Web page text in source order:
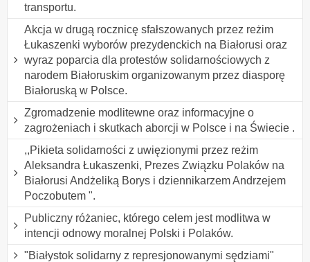
transportu.
Akcja w drugą rocznicę sfałszowanych przez reżim
Łukaszenki wyborów prezydenckich na Białorusi oraz
wyraz poparcia dla protestów solidarnościowych z
narodem Białoruskim organizowanym przez diasporę
Białoruską w Polsce.
Zgromadzenie modlitewne oraz informacyjne o
zagrożeniach i skutkach aborcji w Polsce i na Świecie .
,,Pikieta solidarności z uwięzionymi przez reżim
Aleksandra Łukaszenki, Prezes Związku Polaków na
Białorusi Andżeliką Borys i dziennikarzem Andrzejem
Poczobutem ".
Publiczny różaniec, którego celem jest modlitwa w
intencji odnowy moralnej Polski i Polaków.
"Białystok solidarny z represjonowanymi sędziami"